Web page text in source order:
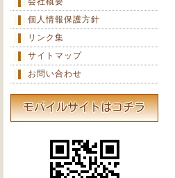
個人情報保護方針
リンク集
サイトマップ
お問い合わせ